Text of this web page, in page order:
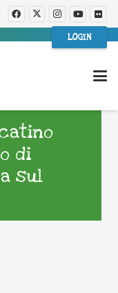
LOGIN
di
sul